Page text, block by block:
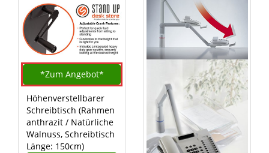
*Zum Angebot*
Höhenverstellbarer
Schreibtisch (Rahmen
anthrazit / Natürliche
Walnuss, Schreibtisch
Länge: 150cm)